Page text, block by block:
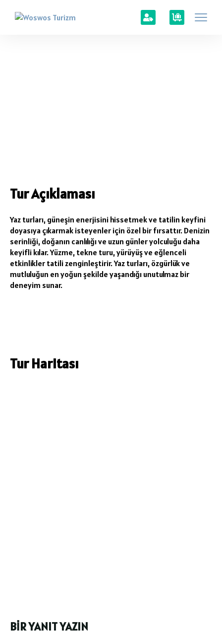
Tur Açıklaması
Yaz turları, güneşin enerjisini hissetmek ve tatilin keyfini
doyasıya çıkarmak isteyenler için özel bir fırsattır. Denizin
serinliği, doğanın canlılığı ve uzun günler yolculuğu daha
keyifli kılar. Yüzme, tekne turu, yürüyüş ve eğlenceli
etkinlikler tatili zenginleştirir. Yaz turları, özgürlük ve
mutluluğun en yoğun şekilde yaşandığı unutulmaz bir
deneyim sunar.
Tur Haritası
BIR YANIT YAZIN